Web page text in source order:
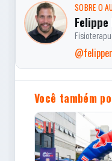
SOBRE O
Você também